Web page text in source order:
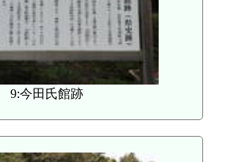
9:今田氏館跡